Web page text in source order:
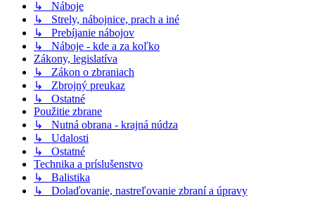
↳ Náboje
↳ Strely, nábojnice, prach a iné
↳ Prebíjanie nábojov
↳ Náboje - kde a za koľko
Zákony, legislatíva
↳ Zákon o zbraniach
↳ Zbrojný preukaz
↳ Ostatné
Použitie zbrane
↳ Nutná obrana - krajná núdza
↳ Udalosti
↳ Ostatné
Technika a príslušenstvo
↳ Balistika
↳ Dolaďovanie, nastreľovanie zbraní a úpravy